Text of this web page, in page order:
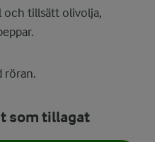
och tillsätt olivolja,
röran.
som tillagat